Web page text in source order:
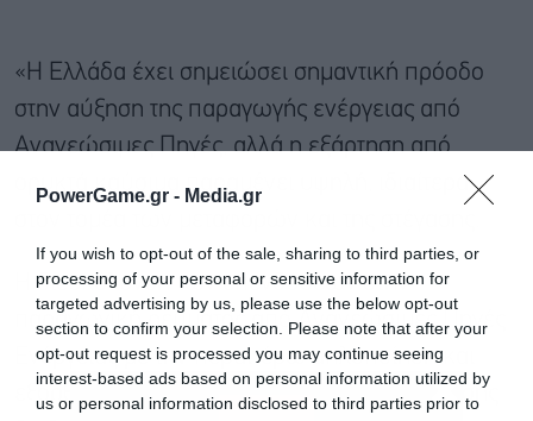
PowerGame.gr - Media.gr
If you wish to opt-out of the sale, sharing to third parties, or
processing of your personal or sensitive information for
targeted advertising by us, please use the below opt-out
section to confirm your selection. Please note that after your
opt-out request is processed you may continue seeing
interest-based ads based on personal information utilized by
us or personal information disclosed to third parties prior to
«Η Ελλάδα έχει σημειώσει σημαντική πρόοδο
στην αύξηση της παραγωγής ενέργειας από
Ανανεώσιμες Πηγές, αλλά η εξάρτηση από
ορυκτά καύσιμα παραμένει υψηλή, ιδιαίτερα
Η διευκόλυνση των επενδύσεων στην
παραγωγική ρεύματος από Ανανεώσιμες Πηγές
Ενέργειας με την περαιτέρω απλοποίηση και
εξορθολογισμό των διαδικασιών αδειοδότησης